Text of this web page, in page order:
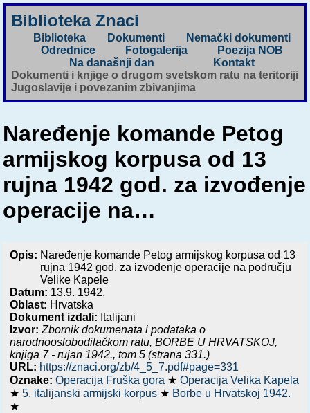
Biblioteka Znaci
Biblioteka Dokumenti
Nemački dokumenti
Odrednice
Fotogalerija
Poezija NOB
Na današnji dan
Kontakt
Dokumenti i knjige o drugom svetskom ratu na teritoriji
Jugoslavije i povezanim zbivanjima
Naređenje komande Petog
armijskog korpusa od 13
rujna 1942 god. za izvođenje
operacije na…
Opis: Naređenje komande Petog armijskog korpusa od 13
rujna 1942 god. za izvođenje operacije na području
Velike Kapele
Datum: 13.9. 1942.
Oblast: Hrvatska
Dokument izdali: Italijani
Izvor: Zbornik dokumenata i podataka o
narodnooslobodilačkom ratu,BORBE U HRVATSKOJ,
knjiga 7 - rujan 1942., tom 5 (strana 331.)
URL: https://znaci.org/zb/4_5_7.pdf#page=331
Oznake:Operacija Fruška gora ★Operacija Velika Kapela
★5. italijanski armijski korpus ★ Borbe u Hrvatskoj 1942.
★